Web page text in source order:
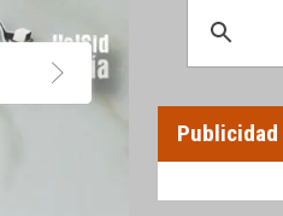
Publicidad